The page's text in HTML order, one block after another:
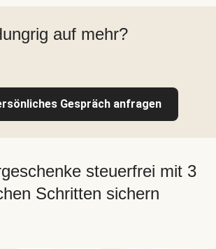
auf mehr?
Gespräch anfragen
steuerfrei mit 3
Schritten sichern